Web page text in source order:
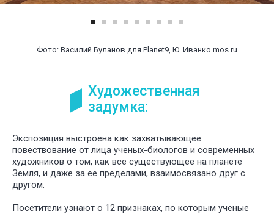
ДЛЯ
Фото: Василий Буланов для Planet9, Ю. Иванко mos.ru
Художественная
задумка:
Экспозиция выстроена как захватывающее
повествование от лица ученых-биологов и современных
художников о том, как все существующее на планете
Земля, и даже за ее пределами, взаимосвязано друг с
другом.
Посетители узнают о 12 признаках, по которым ученые